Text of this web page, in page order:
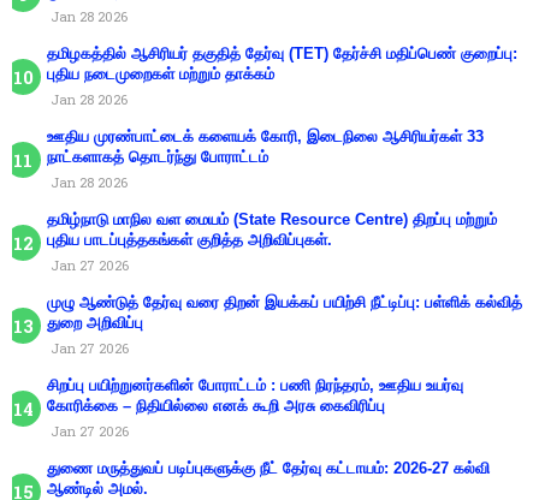
Jan 28 2026
தமிழகத்தில் ஆசிரியர் தகுதித் தேர்வு (TET) தேர்ச்சி மதிப்பெண் குறைப்பு:
புதிய நடைமுறைகள் மற்றும் தாக்கம்
Jan 28 2026
ஊதிய முரண்பாட்டைக் களையக் கோரி, இடைநிலை ஆசிரியர்கள் 33
நாட்களாகத் தொடர்ந்து போராட்டம்
Jan 28 2026
தமிழ்நாடு மாநில வள மையம் (State Resource Centre) திறப்பு மற்றும்
புதிய பாடப்புத்தகங்கள் குறித்த அறிவிப்புகள்.
Jan 27 2026
முழு ஆண்டுத் தேர்வு வரை திறன் இயக்கப் பயிற்சி நீட்டிப்பு: பள்ளிக் கல்வித்
துறை அறிவிப்பு
Jan 27 2026
சிறப்பு பயிற்றுனர்களின் போராட்டம் : பணி நிரந்தரம், ஊதிய உயர்வு
கோரிக்கை – நிதியில்லை எனக் கூறி அரசு கைவிரிப்பு
Jan 27 2026
துணை மருத்துவப் படிப்புகளுக்கு நீட் தேர்வு கட்டாயம்: 2026-27 கல்வி
ஆண்டில் அமல்.